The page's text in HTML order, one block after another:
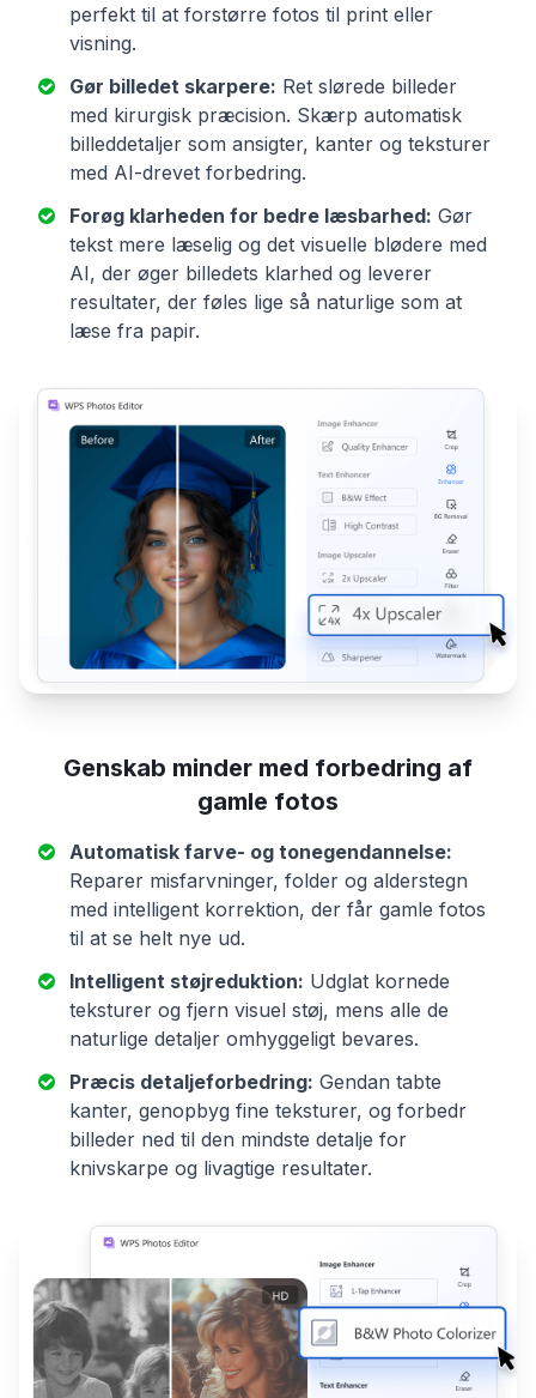
perfekt til at forstørre fotos til print eller
visning.
Gør billedet skarpere: Ret slørede billeder
med kirurgisk præcision. Skærp automatisk
billeddetaljer som ansigter, kanter og teksturer
med AI-drevet forbedring.
Forøg klarheden for bedre læsbarhed: Gør
tekst mere læselig og det visuelle blødere med
AI, der øger billedets klarhed og leverer
resultater, der føles lige så naturlige som at
læse fra papir.
Genskab minder med forbedring af
gamle fotos
Automatisk farve- og tonegendannelse:
Reparer misfarvninger, folder og alderstegn
med intelligent korrektion, der får gamle fotos
til at se helt nye ud.
Intelligent støjreduktion: Udglat kornede
teksturer og fjern visuel støj, mens alle de
naturlige detaljer omhyggeligt bevares.
Præcis detaljeforbedring: Gendan tabte
kanter, genopbyg fine teksturer, og forbedr
billeder ned til den mindste detalje for
knivskarpe og livagtige resultater.